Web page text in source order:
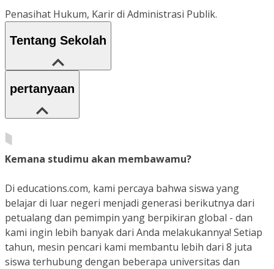
Penasihat Hukum, Karir di Administrasi Publik.
Tentang Sekolah
pertanyaan
Kemana studimu akan membawamu?
Di educations.com, kami percaya bahwa siswa yang
belajar di luar negeri menjadi generasi berikutnya dari
petualang dan pemimpin yang berpikiran global - dan
kami ingin lebih banyak dari Anda melakukannya! Setiap
tahun, mesin pencari kami membantu lebih dari 8 juta
siswa terhubung dengan beberapa universitas dan